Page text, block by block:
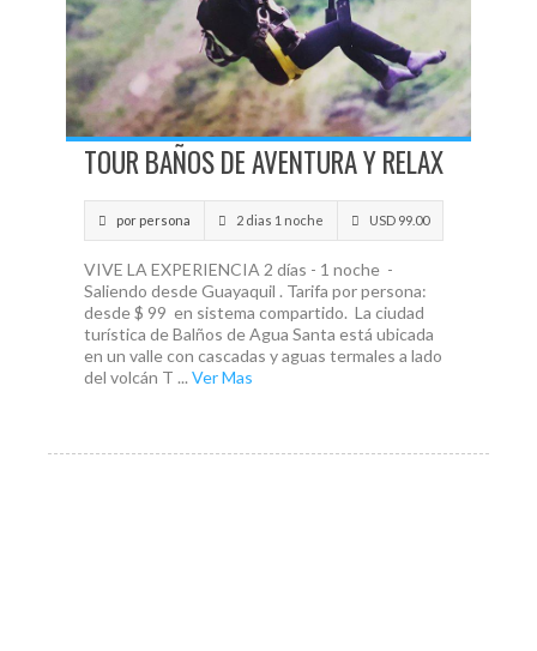
TOUR BAÑOS DE AVENTURA Y RELAX
por persona 2 dias 1 noche USD 99.00
VIVE LA EXPERIENCIA 2 días - 1 noche -
Saliendo desde Guayaquil . Tarifa por persona:
desde $ 99 en sistema compartido. La ciudad
turística de Balños de Agua Santa está ubicada
en un valle con cascadas y aguas termales a lado
del volcán T ... Ver Mas